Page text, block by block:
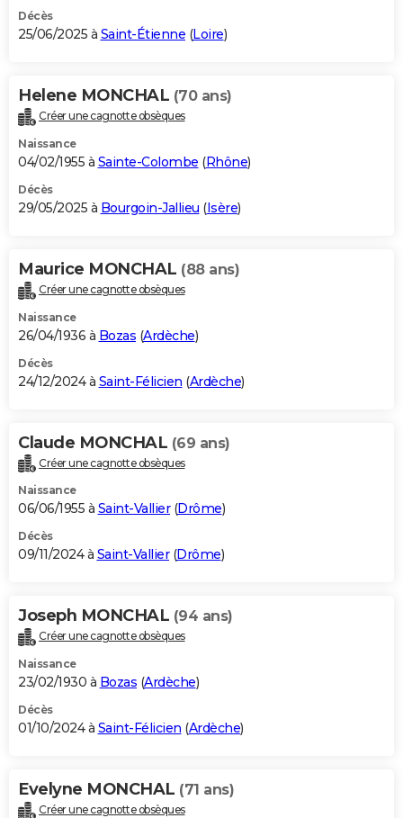
S'inscrire
Se connecter
Lycées
Collèges
Primaires
Universités
Entreprises
Service militaire
Avis de recherche
AVIS DE DÉCÈS
Bricolage
Lifestyle
Culture
Sport
Auto
Television
Voyage
Cinema
Décès
25/06/2025 à Saint-Étienne (Loire)
Helene MONCHAL (70 ans)
Créer une cagnotte obsèques
Naissance
04/02/1955 à Sainte-Colombe (Rhône)
Décès
29/05/2025 à Bourgoin-Jallieu (Isère)
Maurice MONCHAL (88 ans)
Créer une cagnotte obsèques
Naissance
26/04/1936 à Bozas (Ardèche)
Décès
24/12/2024 à Saint-Félicien (Ardèche)
Claude MONCHAL (69 ans)
Créer une cagnotte obsèques
Naissance
06/06/1955 à Saint-Vallier(Drôme)
Décès
09/11/2024 à Saint-Vallier(Drôme)
Joseph MONCHAL (94 ans)
Créer une cagnotte obsèques
Naissance
23/02/1930 à Bozas (Ardèche)
Décès
01/10/2024 à Saint-Félicien (Ardèche)
Evelyne MONCHAL (71 ans)
Créer une cagnotte obsèques